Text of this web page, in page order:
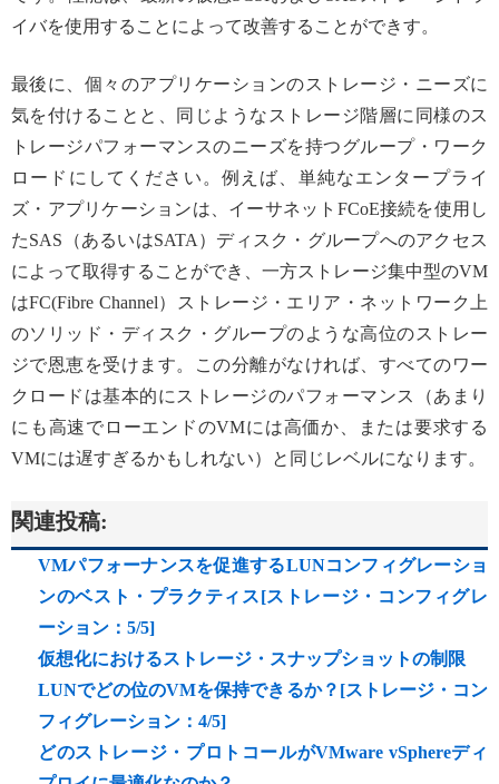
イバを使用することによって改善することができす。
最後に、個々のアプリケーションのストレージ・ニーズに
気を付けることと、同じようなストレージ階層に同様のス
トレージパフォーマンスのニーズを持つグループ・ワーク
ロードにしてください。例えば、単純なエンタープライ
ズ・アプリケーションは、イーサネットFCoE接続を使用し
たSAS（あるいはSATA）ディスク・グループへのアクセス
によって取得することができ、一方ストレージ集中型のVM
はFC(Fibre Channel）ストレージ・エリア・ネットワーク上
のソリッド・ディスク・グループのような高位のストレー
ジで恩恵を受けます。この分離がなければ、すべてのワー
クロードは基本的にストレージのパフォーマンス（あまり
にも高速でローエンドのVMには高価か、または要求する
VMには遅すぎるかもしれない）と同じレベルになります。
関連投稿:
VMパフォーナンスを促進するLUNコンフィグレーショ
ンのベスト・プラクティス[ストレージ・コンフィグレ
ーション：5/5]
仮想化におけるストレージ・スナップショットの制限
LUNでどの位のVMを保持できるか？[ストレージ・コン
フィグレーション：4/5]
どのストレージ・プロトコールがVMware vSphereディ